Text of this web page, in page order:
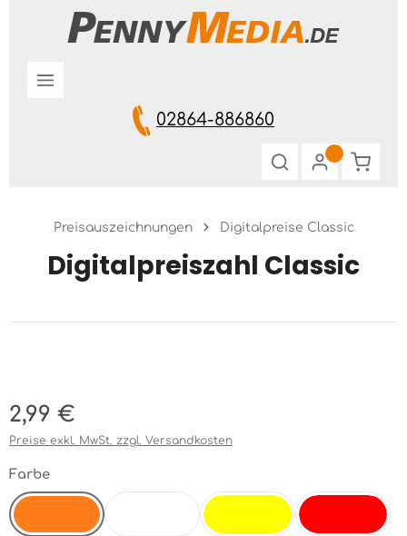
Zum Hauptinhalt springen
02864-886860
Preisauszeichnungen Digitalpreise Classic
Digitalpreiszahl Classic
Regulärer Preis:
2,99 €
Preise exkl. MwSt. zzgl. Versandkosten
Farbeauswählen